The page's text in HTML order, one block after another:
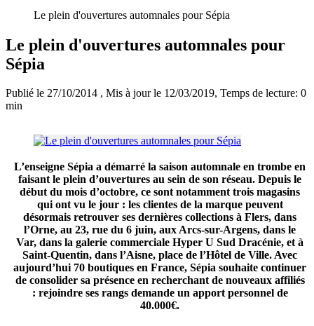
Le plein d'ouvertures automnales pour Sépia
Le plein d'ouvertures automnales pour
Sépia
Publié le 27/10/2014 , Mis à jour le 12/03/2019, Temps de lecture: 0
min
L’enseigne Sépia a démarré la saison automnale en trombe en
faisant le plein d’ouvertures au sein de son réseau. Depuis le
début du mois d’octobre, ce sont notamment trois magasins
qui ont vu le jour : les clientes de la marque peuvent
désormais retrouver ses dernières collections à Flers, dans
l’Orne, au 23, rue du 6 juin, aux Arcs-sur-Argens, dans le
Var, dans la galerie commerciale Hyper U Sud Dracénie, età
Saint-Quentin, dans l’Aisne, place de l’Hôtel de Ville. Avec
aujourd’hui 70 boutiques en France, Sépia souhaite continuer
de consolider sa présence en recherchant de nouveaux affiliés
: rejoindre ses rangs demande un apport personnel de
40.000€.